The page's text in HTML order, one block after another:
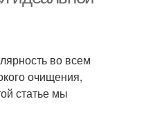
во всем
очищения,
статье мы